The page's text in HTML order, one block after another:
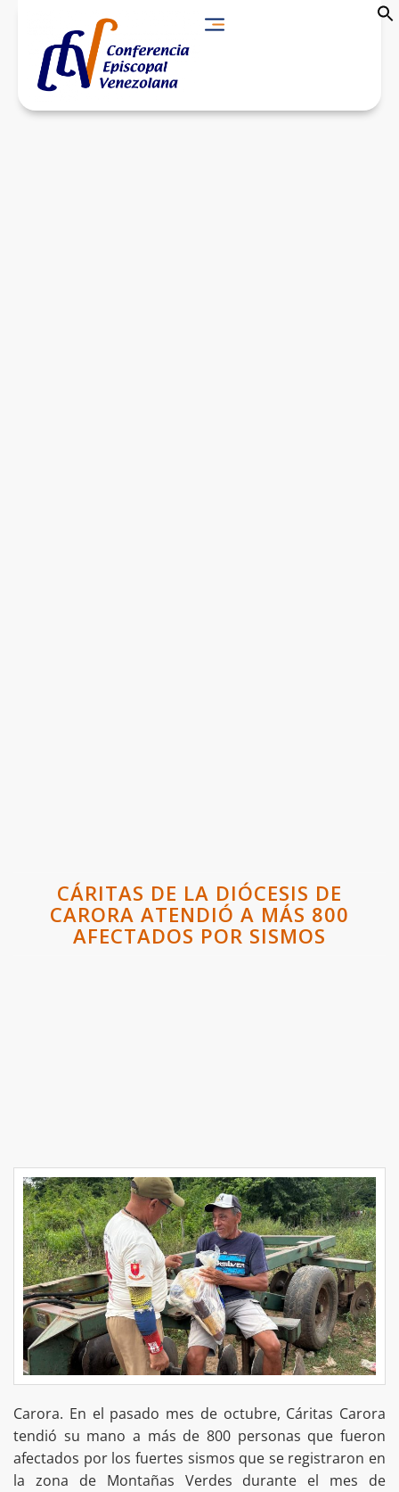
CÁRITAS DE LA DIÓCESIS DE
CARORA ATENDIÓ A MÁS 800
AFECTADOS POR SISMOS
Carora. En el pasado mes de octubre, Cáritas Carora
tendió su mano a más de 800 personas que fueron
afectados por los fuertes sismos que se registraron en
la zona de Montañas Verdes durante el mes de